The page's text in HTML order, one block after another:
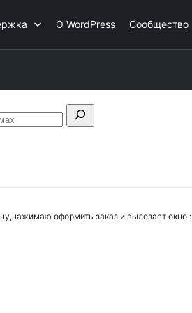
О WordPress Сообщество
Искать
оформить заказ и вылезает окно :